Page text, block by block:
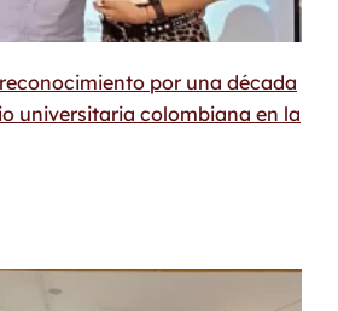
por una década
universitaria colombiana en la